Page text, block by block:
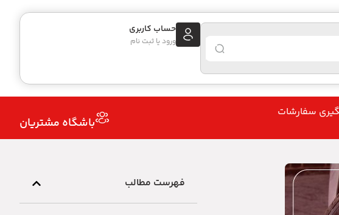
حساب کاربری
ورود یا ثبت نام
سفارشات
باشگاه مشتریان
فهرست مطالب